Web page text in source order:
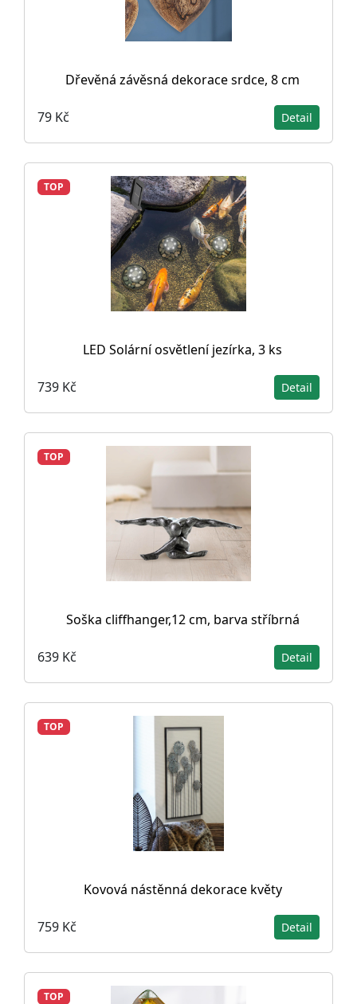
Dřevěná závěsná dekorace srdce, 8 cm
79 Kč Detail
TOP
LED Solární osvětlení jezírka, 3 ks
739 Kč Detail
TOP
Soška cliffhanger,12 cm, barva stříbrná
639 Kč Detail
TOP
Kovová nástěnná dekorace květy
759 Kč Detail
TOP